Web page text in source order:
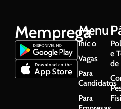
MempregaMenu
Início
Vagas
Para
Candidatos
Para
e
de